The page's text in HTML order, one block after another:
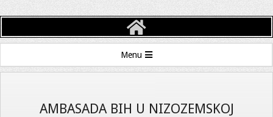
VAN
BOSNE
Navigation
Menu
AMBASADA BIH U NIZOZEMSKOJ